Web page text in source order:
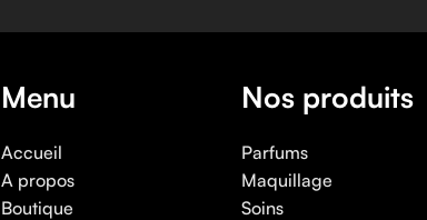
Menu
Accueil
A propos
Boutique
Nos produits
Parfums
Maquillage
Soins